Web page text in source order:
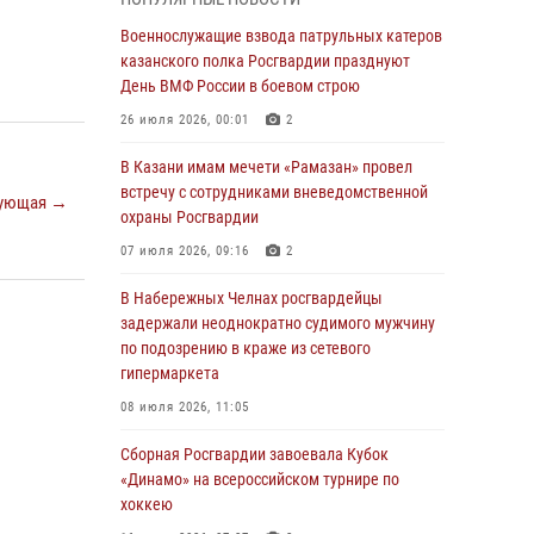
→
Военнослужащие взвода патрульных катеров
казанского полка Росгвардии празднуют
День ВМФ России в боевом строю
26 июля 2026, 00:01 2
«бронзу» в окружном этапе конкурса
профессионального мастерства
24 июля 2026, 15:05
концерт певицы Кристины Соколовской
23 июля 2026, 10:22 2
В Нижнекамске сотрудники Росгвардии
задержали подозреваемого в краже
В Казани Росгвардия приняла участие в
обеспечении безопасности крестного хода и
Военнослужащие взвода патрульных катеров
казанского полка Росгвардии празднуют
День ВМФ России в боевом строю
26 июля 2026, 00:01 2
В Казани имам мечети «Рамазан» провел
встречу с сотрудниками вневедомственной
охраны Росгвардии
07 июля 2026, 09:16 2
В Набережных Челнах росгвардейцы
задержали неоднократно судимого мужчину
по подозрению в краже из сетевого
гипермаркета
08 июля 2026, 11:05
Сборная Росгвардии завоевала Кубок
«Динамо» на всероссийском турнире по
хоккею